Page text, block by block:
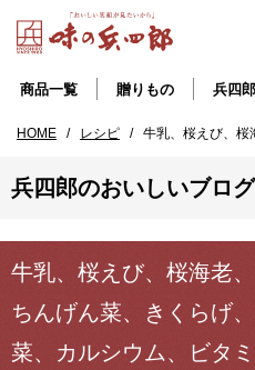
商品一覧 贈りもの 兵四
HOME / レシピ / 牛乳、桜えび、桜
兵四郎のおいしいブログ
牛乳、桜えび、桜海老
ちんげん菜、きくらげ
菜、カルシウム、ビタ